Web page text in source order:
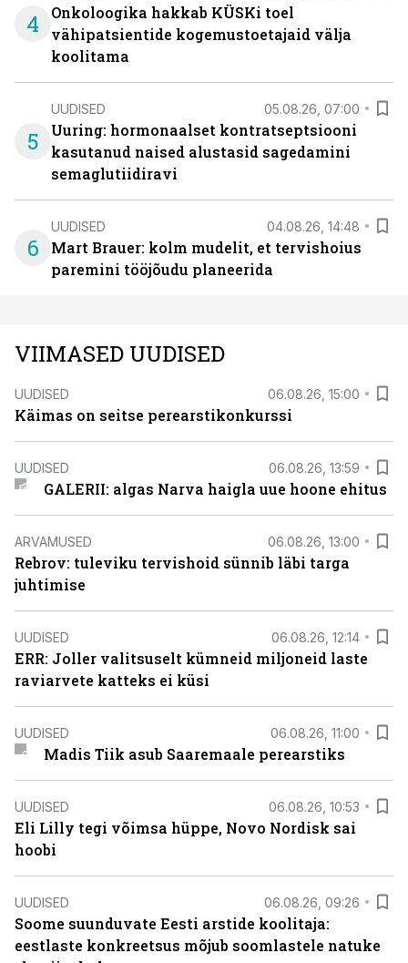
4
Onkoloogika hakkab KÜSKi toel
vähipatsientide kogemustoetajaid välja
koolitama
5
UUDISED 05.08.26, 07:00
Uuring: hormonaalset kontratseptsiooni
kasutanud naised alustasid sagedamini
semaglutiidiravi
6
UUDISED 04.08.26, 14:48
Mart Brauer: kolm mudelit, et tervishoius
paremini tööjõudu planeerida
VIIMASED UUDISED
UUDISED 06.08.26, 15:00
Käimas on seitse perearstikonkurssi
UUDISED 06.08.26, 13:59
GALERII: algas Narva haigla uue hoone ehitus
ARVAMUSED 06.08.26, 13:00
Rebrov: tuleviku tervishoid sünnib läbi targa
juhtimise
UUDISED 06.08.26, 12:14
ERR: Joller valitsuselt kümneid miljoneid laste
raviarvete katteks ei küsi
UUDISED 06.08.26, 11:00
Madis Tiik asub Saaremaale perearstiks
UUDISED 06.08.26, 10:53
Eli Lilly tegi võimsa hüppe, Novo Nordisk sai
hoobi
UUDISED 06.08.26, 09:26
Soome suunduvate Eesti arstide koolitaja:
eestlaste konkreetsus mõjub soomlastele natuke